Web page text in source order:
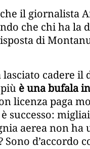
il giornalista
che chi ha
di
cadere il
è una bufala
licenza paga
successo:
aerea non
Sono